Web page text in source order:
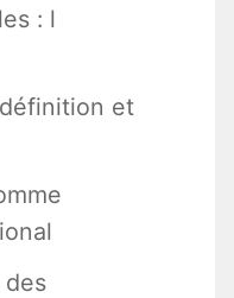
: l
et
des